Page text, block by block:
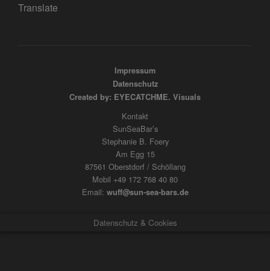
Translate
Impressum
Datenschutz
Created by: EYECATCHME. Visuals
Kontakt
SunSeaBar’s
Stephanie B. Foery
Am Egg 15
87561 Oberstdorf / Schöllang
Mobil +49 172 768 40 80
Email: wuff@sun-sea-bars.de
Datenschutz & Cookies